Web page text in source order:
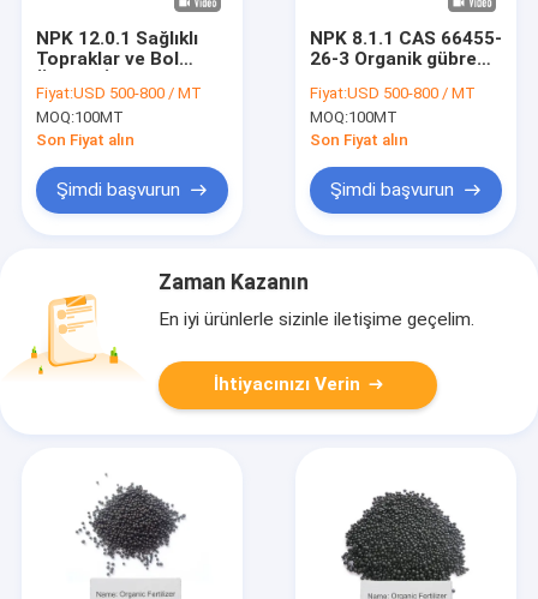
NPK 12.0.1 Sağlıklı
Topraklar ve Bol
Çözülebilir Organik
Gübre CAS 66455-26-
3
Fiyat:USD 500-800 / MT
MOQ:100MT
Son Fiyat alın
Şimdi başvurun
NPK 8.1.1 CAS 66455-
26-3 Organik gübre
ve sürdürülebilir
tarım uygulamaları
için doğal besinler
Fiyat:USD 500-800 / MT
MOQ:100MT
Son Fiyat alın
Şimdi başvurun
Zaman Kazanın
En iyi ürünlerle sizinle iletişime geçelim.
İhtiyacınızı Verin